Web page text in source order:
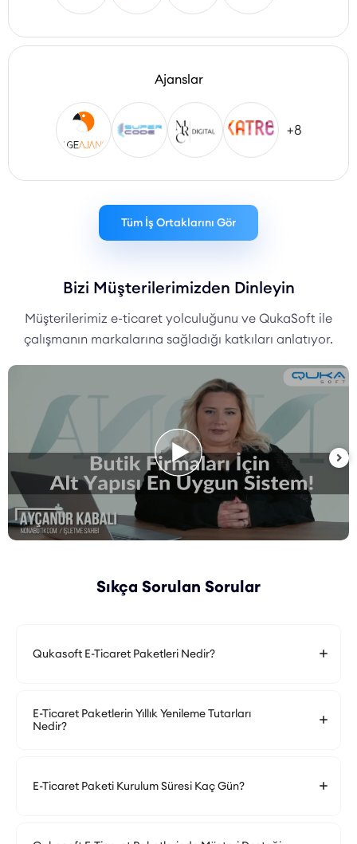
Ajanslar
+8
Tüm İş Ortaklarını Gör
Bizi Müşterilerimizden Dinleyin
Müşterilerimiz e-ticaret yolculuğunu ve QukaSoft ile
çalışmanın markalarına sağladığı katkıları anlatıyor.
Sıkça Sorulan Sorular
Qukasoft E-Ticaret Paketleri Nedir?
E-Ticaret Paketlerin Yıllık Yenileme Tutarları
Nedir?
E-Ticaret Paketi Kurulum Süresi Kaç Gün?